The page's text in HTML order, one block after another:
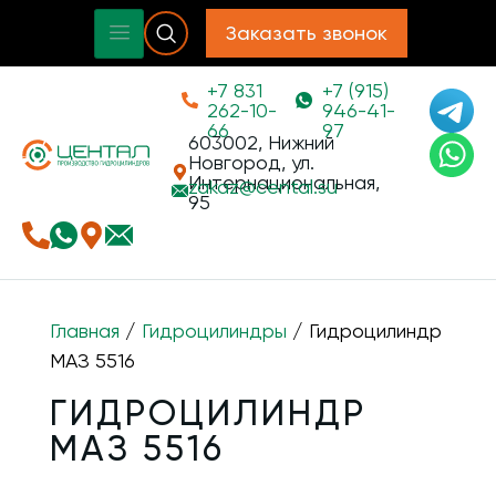
Заказать звонок
+7 831
262-10-
66
+7 (915)
946-41-
97
603002, Нижний
Новгород, ул.
Интернациональная,
95
zakaz@cental.su
Главная / Гидроцилиндры / Гидроцилиндр
МАЗ 5516
ГИДРОЦИЛИНДР
МАЗ 5516